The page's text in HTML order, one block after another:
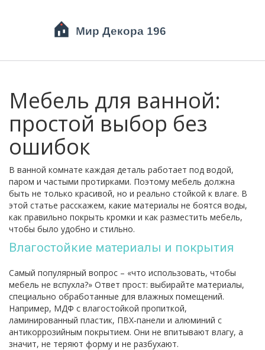
Мебель для ванной:
простой выбор без
ошибок
В ванной комнате каждая деталь работает под водой,
паром и частыми протирками. Поэтому мебель должна
быть не только красивой, но и реально стойкой к влаге. В
этой статье расскажем, какие материалы не боятся воды,
как правильно покрыть кромки и как разместить мебель,
чтобы было удобно и стильно.
Влагостойкие материалы и покрытия
Самый популярный вопрос – «что использовать, чтобы
мебель не вспухла?» Ответ прост: выбирайте материалы,
специально обработанные для влажных помещений.
Например, МДФ с влагостойкой пропиткой,
ламинированный пластик, ПВХ‑панели и алюминий с
антикоррозийным покрытием. Они не впитывают влагу, а
значит, не теряют форму и не разбухают.